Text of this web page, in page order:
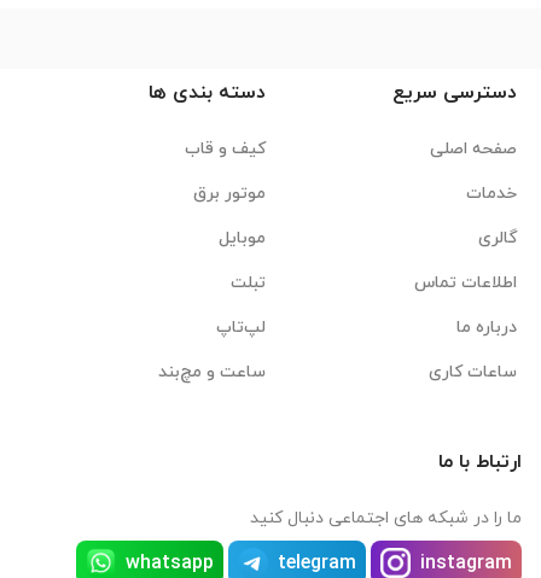
دسترسی سریع
صفحه اصلی
خدمات
گالری
اطلاعات تماس
درباره ما
ساعات کاری
دسته بندی ها
کیف و قاب
موتور برق
موبایل
تبلت
لپ‌تاپ
ساعت و مچ‌بند
ارتباط با ما
ما را در شبکه های اجتماعی دنبال کنید
instagram
telegram
whatsapp